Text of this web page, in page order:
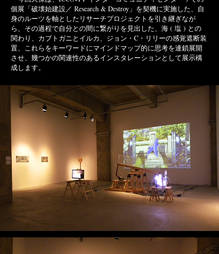
個展「破壊始建設／ Research & Destroy」を契機に実施した、自
身のルーツを軸としたリサーチプロジェクトを引き継ぎなが
ら、その過程で自分との間に繋がりを見出した、海 ( 塩 ) との
関わり、カブトガニとイルカ、ジョン・C・リリーの感覚遮断装
置、これらをキーワードにマインドマップ的に思考を連鎖展開
させ、幾つかの関連性のあるインスタレーションとして展示構
成します。